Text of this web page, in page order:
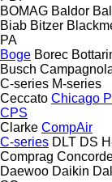
BOMAG Baldor
Biab Bitzer
PA
Boge Borec
Busch
C-series M-series
Ceccato Chicago
CPS
Clarke CompAir
C-series DLT DS
Comprag
Daewoo Daikin